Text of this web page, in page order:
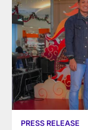
PRESS RELEASE